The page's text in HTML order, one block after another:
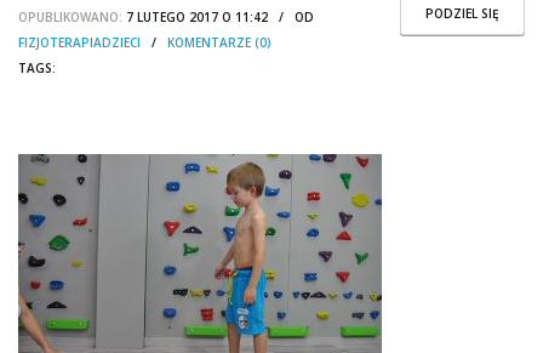
PODZIEL SIĘ
OPUBLIKOWANO: 7 LUTEGO 2017 O 11:42 / OD
FIZJOTERAPIADZIECI / KOMENTARZE (0)
TAGS: